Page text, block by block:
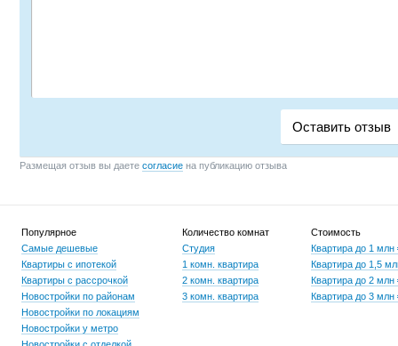
Размещая отзыв вы даетесогласие на публикацию отзыва
Популярное
Самые дешевые
Квартиры с ипотекой
Квартиры с рассрочкой
Новостройки по районам
Новостройки по локациям
Новостройки у метро
Количество комнат
Студия
1 комн. квартира
2 комн. квартира
3 комн. квартира
Стоимость
Квартира до 1 млн
Квартира до 1,5
Квартира до 2 млн
Квартира до 3 млн